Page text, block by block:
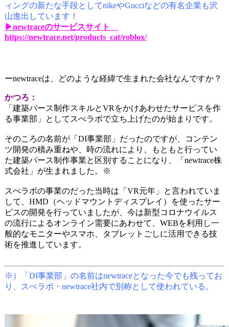
ィングの新たな手段としてnikeやGucciなどの有名企業も沢
山進出しています！
▶newtraceのサービスサイト
https://newtrace.net/products_cat/roblox/
ーnewtraceは、どのような経緯で生まれた会社なんですか？
かつろ：
「建築パース制作スキルとVRをかけあわせたサービスを作
る事業部」としてスぺラボで立ち上げたのが始まりです。
そのころの名前が「DI事業部」だったのですが、コンテン
ツ開発の積み重ねや、時の流れにより、もともと行ってい
た建築パース制作事業と区別することになり、「newtrace株
式会社」が生まれました。※
スぺラボの事業のだった当時は「VR元年」と言われていま
して、HMD（ヘッドマウントディスプレイ）を使ったサー
ビスの開発を行っていましたが、 今は新型コロナウイルス
の流行によるオンライン需要にあわせて、WEBを利用し一
般的なモニターやスマホ、タブレットごしに活用できる技
術を推進しています。
※）「DI事業部」の名前はnewtraceとなった今でも残ってお
り、スぺラボ・newtrace社内で別称として使われている。